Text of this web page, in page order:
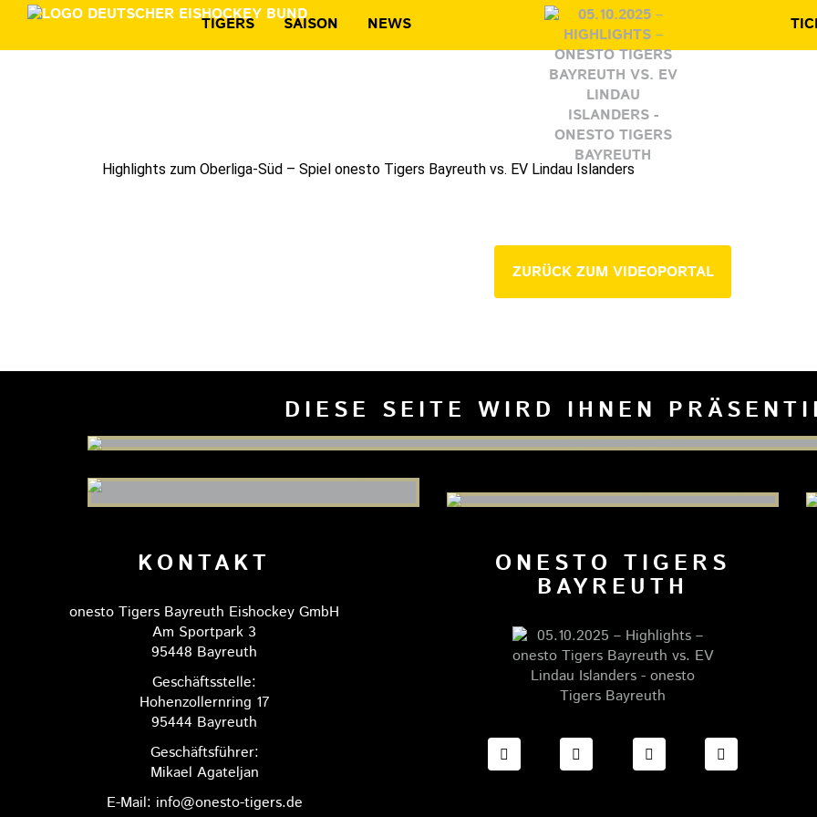
TIGERS SAISON NEWS
Highlights zum Oberliga-Süd – Spiel onesto Tigers Bayreuth vs. EV Lindau Islanders
ZURÜCK ZUM VIDEOPORTAL
DIESE SEITE WIRD IHNEN
KONTAKT
onesto Tigers Bayreuth Eishockey GmbH
Am Sportpark 3
95448 Bayreuth
Geschäftsstelle:
Hohenzollernring 17
95444 Bayreuth
Geschäftsführer:
Mikael Agateljan
E-Mail: info@onesto-tigers.de
ONESTO TIGERS
BAYREUTH
FACEBOOK ONESTO TIGERS BAYREUTH
INSTAGRAM ONESTO TIGERS
TIKTOK ONESTO